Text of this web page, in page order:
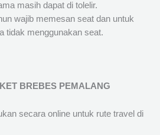
masih dapat di tolelir.
wajib memesan seat dan untuk
tidak menggunakan seat.
BREBES PEMALANG
secara online untuk rute travel di